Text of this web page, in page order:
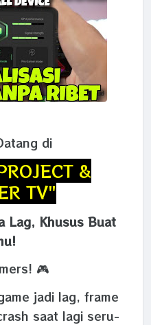
di
&
TV"
Lag, Khusus Buat
🎮
jadi lag, frame
saat lagi seru-